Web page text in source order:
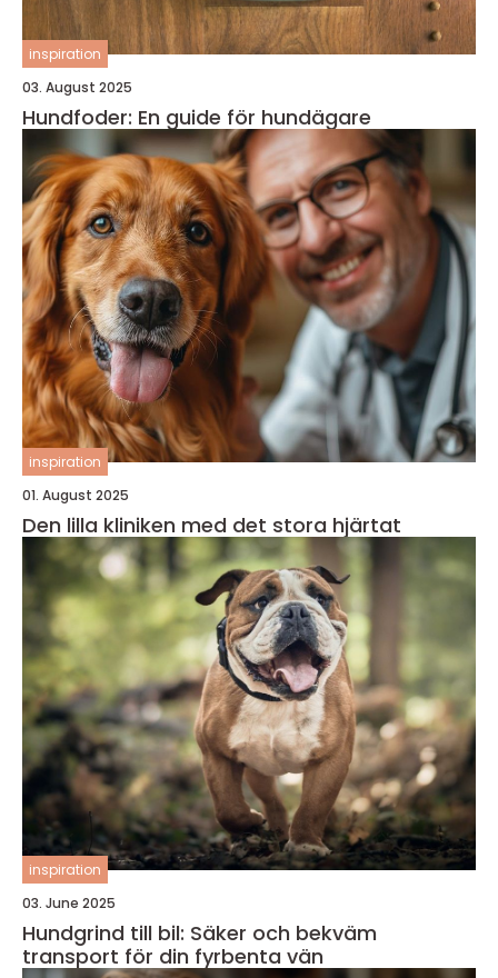
inspiration
03. August 2025
Hundfoder: En guide för hundägare
inspiration
01. August 2025
Den lilla kliniken med det stora hjärtat
inspiration
03. June 2025
Hundgrind till bil: Säker och bekväm
transport för din fyrbenta vän